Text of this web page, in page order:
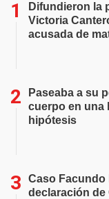
Difundieron la
Victoria
acusada de
Paseaba a su
cuerpo en una
hipótesis
Caso Facundo
declaración de